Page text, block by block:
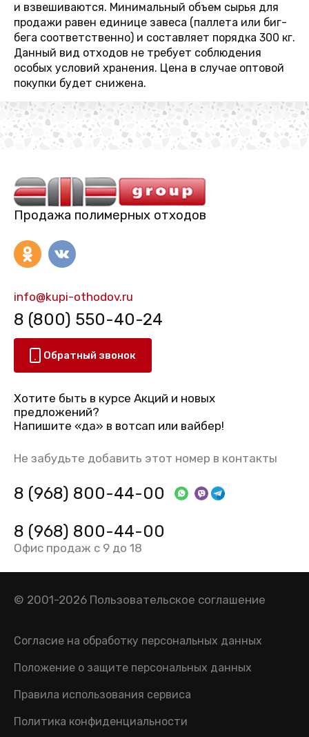
и взвешиваются. Минимальный объем сырья для
продажи равен единице завеса (паллета или биг-
бега соответственно) и составляет порядка 300 кг.
Данный вид отходов не требует соблюдения
особых условий хранения. Цена в случае оптовой
покупки будет снижена.
Продажа полимерных отходов
info@kupi-othodov.ru
8 (800) 550-40-24
Обратный звонок
Хотите быть в курсе Акций и новых
предложений?
Напишите «да» в вотсап или вайбер!
Не забудьте добавить этот номер в контакты
8 (968) 800-44-00
8 (968) 800-44-00
Офис продаж с 9 до 18
© 2001-2026 Пользовательское соглашение
Согласие на обработку персональных данных
Положение о защите персональных данных
Правила использования сервиса
Политика конфиденциальности